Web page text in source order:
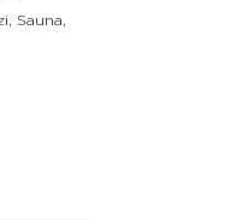
Sauna,